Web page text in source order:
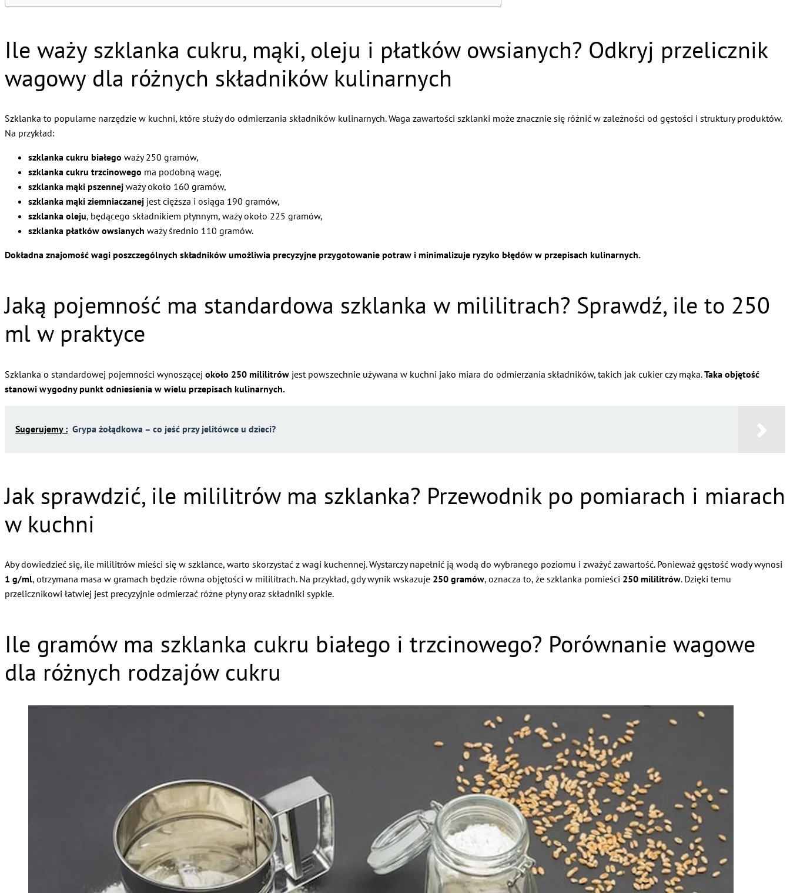
Ile waży szklanka cukru, mąki, oleju i płatków owsianych? Odkryj przelicznik
wagowy dla różnych składników kulinarnych
Szklanka to popularne narzędzie w kuchni, które służy do odmierzania składników kulinarnych. Waga zawartości szklanki może znacznie się różnić w zależności od gęstości i struktury produktów.
Na przykład:
szklanka cukru białego waży 250 gramów,
szklanka cukru trzcinowego ma podobną wagę,
szklanka mąki pszennej waży około 160 gramów,
szklanka mąki ziemniaczanej jest cięższa i osiąga 190 gramów,
szklanka oleju, będącego składnikiem płynnym, waży około 225 gramów,
szklanka płatków owsianych waży średnio 110 gramów.
Dokładna znajomość wagi poszczególnych składników umożliwia precyzyjne przygotowanie potraw i minimalizuje ryzyko błędów w przepisach kulinarnych.
Jaką pojemność ma standardowa szklanka w mililitrach? Sprawdź, ile to 250
ml w praktyce
Szklanka o standardowej pojemności wynoszącej około 250 mililitrów jest powszechnie używana w kuchni jako miara do odmierzania składników, takich jak cukier czy mąka.Taka objętość
stanowi wygodny punkt odniesienia w wielu przepisach kulinarnych.
Sugerujemy : Grypa żołądkowa – co jeść przy jelitówce u dzieci?
Jak sprawdzić, ile mililitrów ma szklanka? Przewodnik po pomiarach i miarach
w kuchni
Aby dowiedzieć się, ile mililitrów mieści się w szklance, warto skorzystać z wagi kuchennej. Wystarczy napełnić ją wodą do wybranego poziomu i zważyć zawartość. Ponieważ gęstość wody wynosi
1 g/ml, otrzymana masa w gramach będzie równa objętości w mililitrach. Na przykład, gdy wynik wskazuje 250 gramów, oznacza to, że szklanka pomieści 250 mililitrów. Dzięki temu
przelicznikowi łatwiej jest precyzyjnie odmierzać różne płyny oraz składniki sypkie.
Ile gramów ma szklanka cukru białego i trzcinowego? Porównanie wagowe
dla różnych rodzajów cukru